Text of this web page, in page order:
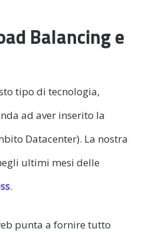
Balancing e
tipo di tecnologia,
ad aver inserito la
Datacenter). La nostra
ultimi mesi delle
.
punta a fornire tutto